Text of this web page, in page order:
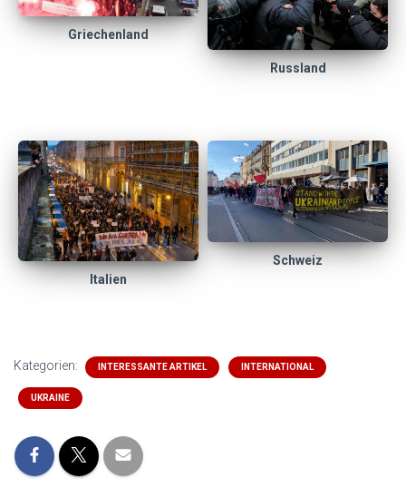
Griechenland
Russland
Italien
Schweiz
Kategorien: INTERESSANTE ARTIKEL INTERNATIONAL
UKRAINE